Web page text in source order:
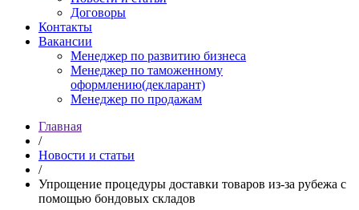
Договоры
Контакты
Вакансии
Менеджер по развитию бизнеса
Менеджер по таможенному
оформлению(декларант)
Менеджер по продажам
Главная
/
Новости и статьи
/
Упрощение процедуры доставки товаров из-за рубежа с
помощью бондовых складов